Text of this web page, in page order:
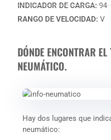
INDICADOR DE CARGA:94
RANGO DE VELOCIDAD: V
DÓNDE ENCONTRAR
NEUMÁTICO.
Hay dos lugares que
neumático: